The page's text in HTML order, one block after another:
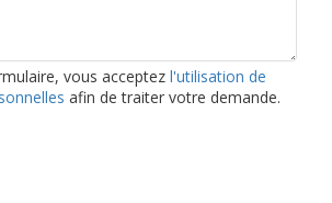
vous acceptez l'utilisation de
afin de traiter votre demande.